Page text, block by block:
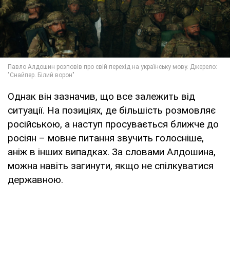
Однак він зазначив, що все залежить від
ситуації. На позиціях, де більшість розмовляє
російською, а наступ просувається ближче до
росіян – мовне питання звучить голосніше,
аніж в інших випадках. За словами Алдошина,
можна навіть загинути, якщо не спілкуватися
державною.